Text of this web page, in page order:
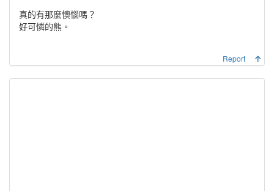
真的有那麼懊惱嗎？
好可憐的熊。
Report